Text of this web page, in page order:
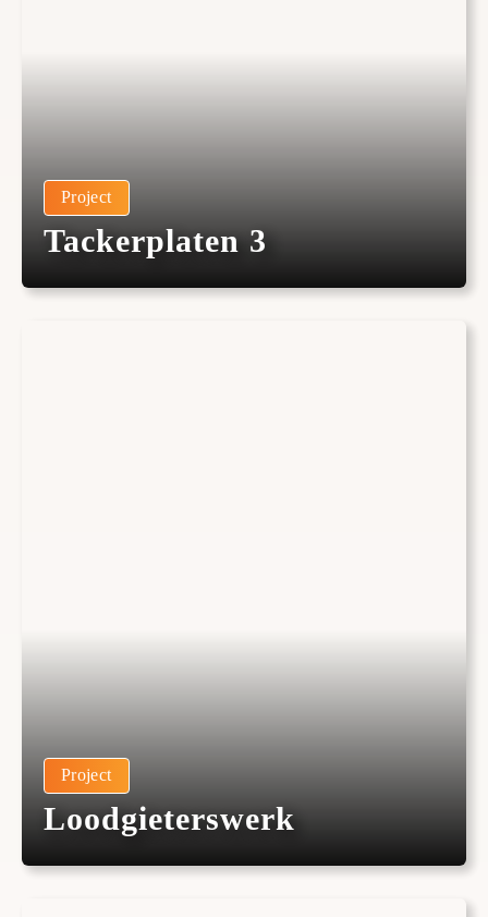
Project
Tackerplaten 3
Project
Loodgieterswerk